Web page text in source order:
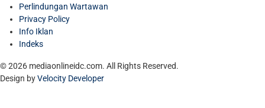
Perlindungan Wartawan
Privacy Policy
Info Iklan
Indeks
© 2026 mediaonlineidc.com. All Rights Reserved.
Design byVelocity Developer